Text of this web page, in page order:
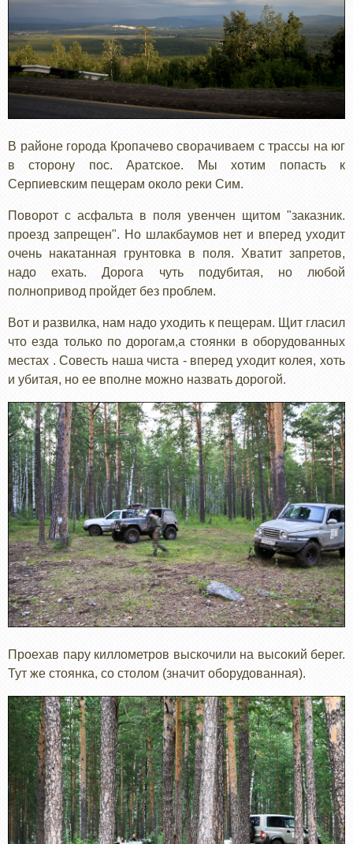
В районе города Кропачево сворачиваем с трассы на юг
в сторону пос. Аратское. Мы хотим попасть к
Серпиевским пещерам около реки Сим.
Поворот с асфальта в поля увенчен щитом "заказник.
проезд запрещен". Но шлакбаумов нет и вперед уходит
очень накатанная грунтовка в поля. Хватит запретов,
надо ехать. Дорога чуть подубитая, но любой
полнопривод пройдет без проблем.
Вот и развилка, нам надо уходить к пещерам. Щит гласил
что езда только по дорогам,а стоянки в оборудованных
местах . Совесть наша чиста - вперед уходит колея, хоть
и убитая, но ее вполне можно назвать дорогой.
Проехав пару киллометров выскочили на высокий берег.
Тут же стоянка, со столом (значит оборудованная).